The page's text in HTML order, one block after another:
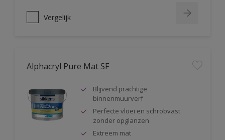
Vergelijk
Alphacryl Pure Mat SF
Blijvend prachtige
binnenmuurverf
Perfecte vloei en schrobvast
zonder opglanzen
Extreem mat